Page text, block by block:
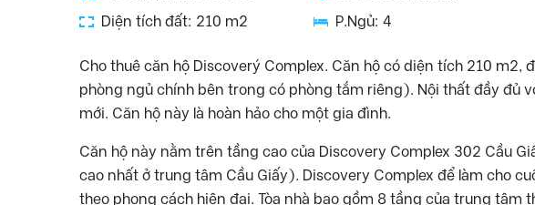
Diện tích đất: 210 m2
P.Ngủ: 4
Cho thuê căn hộ Discoverý Complex. Căn hộ có diện tích 210 m2,
phòng ngủ chính bên trong có phòng tắm riêng). Nội thất đầy đủ
mới. Căn hộ này là hoàn hảo cho một gia đình.
Căn hộ này nằm trên tầng cao của Discovery Complex 302 Cầu
cao nhất ở trung tâm Cầu Giấy). Discovery Complex để làm cho
theo phong cách hiện đại. Tòa nhà bao gồm 8 tầng của trung tâm